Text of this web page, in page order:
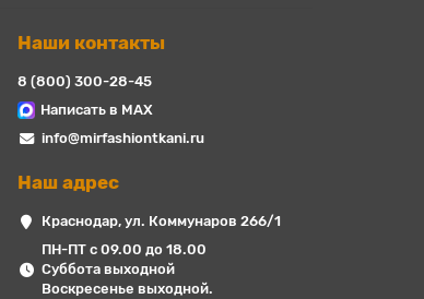
Наши контакты
8 (800) 300-28-45
Написать в MAX
info@mirfashiontkani.ru
Наш адрес
Краснодар, ул. Коммунаров 266/1
ПН-ПТ с 09.00 до 18.00
Суббота выходной
Воскресенье выходной.